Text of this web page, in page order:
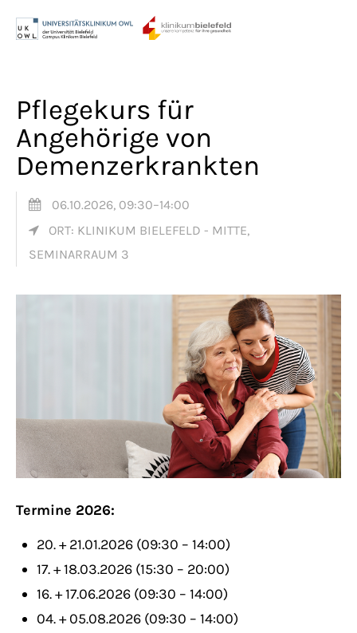
Passwort
Lorem ipsum dolor sit amet:
24h / 365days
We offer support for our customers
Get in touch
Cybersteel Inc.
Pflegekurs für
Angehörige von
Demenzerkrankten
06.10.2026, 09:30–14:00
ORT: KLINIKUM BIELEFELD - MITTE,
SEMINARRAUM 3
Termine 2026:
20. + 21.01.2026 (09:30 – 14:00)
17. + 18.03.2026 (15:30 – 20:00)
16. + 17.06.2026 (09:30 – 14:00)
04. + 05.08.2026 (09:30 – 14:00)